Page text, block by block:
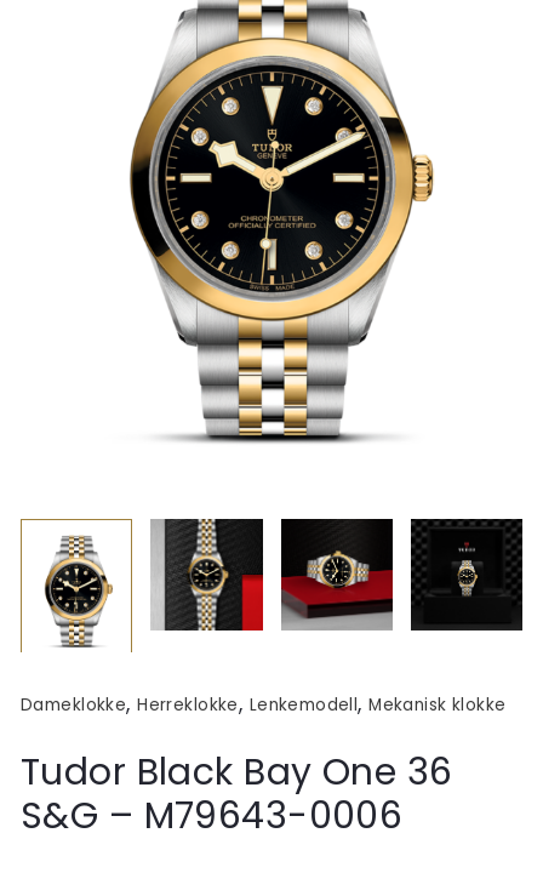
Dameklokke,Herreklokke, Lenkemodell,Mekanisk klokke
Tudor Black Bay One 36
S&G – M79643-0006